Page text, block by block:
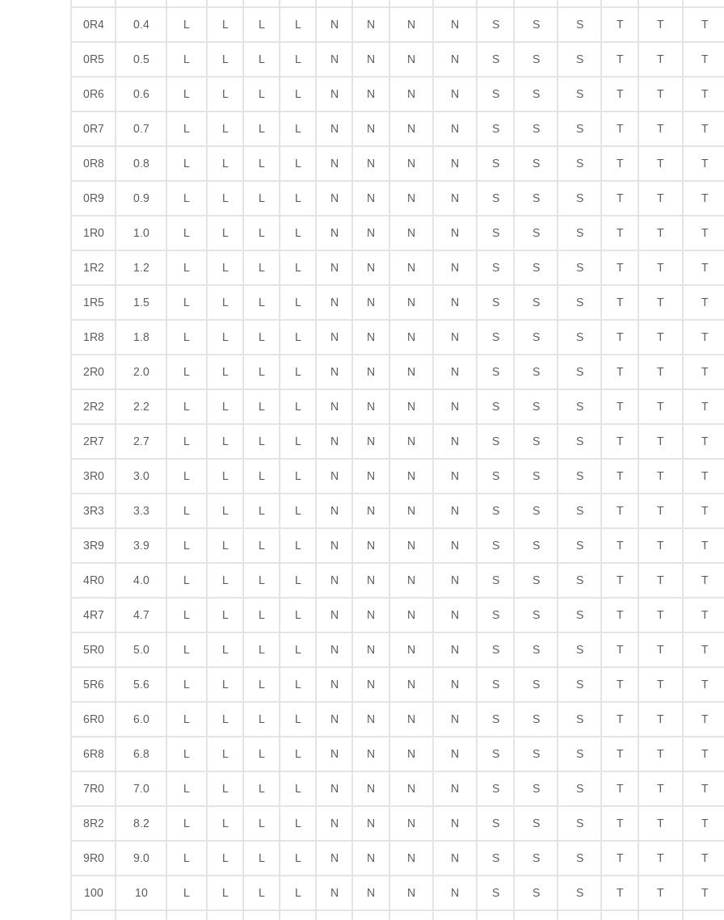
0R4 0.4 L L L L N N N N S S S T T T
0R5 0.5 L L L L N N N N S S S T T T
0R6 0.6 L L L L N N N N S S S T T T
0R7 0.7 L L L L N N N N S S S T T T
0R8 0.8 L L L L N N N N S S S T T T
0R9 0.9 L L L L N N N N S S S T T T
1R0 1.0 L L L L N N N N S S S T T T
1R2 1.2 L L L L N N N N S S S T T T
1R5 1.5 L L L L N N N N S S S T T T
1R8 1.8 L L L L N N N N S S S T T T
2R0 2.0 L L L L N N N N S S S T T T
2R2 2.2 L L L L N N N N S S S T T T
2R7 2.7 L L L L N N N N S S S T T T
3R0 3.0 L L L L N N N N S S S T T T
3R3 3.3 L L L L N N N N S S S T T T
3R9 3.9 L L L L N N N N S S S T T T
4R0 4.0 L L L L N N N N S S S T T T
4R7 4.7 L L L L N N N N S S S T T T
5R0 5.0 L L L L N N N N S S S T T T
5R6 5.6 L L L L N N N N S S S T T T
6R0 6.0 L L L L N N N N S S S T T T
6R8 6.8 L L L L N N N N S S S T T T
7R0 7.0 L L L L N N N N S S S T T T
8R2 8.2 L L L L N N N N S S S T T T
9R0 9.0 L L L L N N N N S S S T T T
100 10 L L L L N N N N S S S T T T